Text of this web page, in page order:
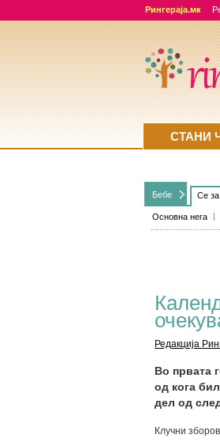
Рингераја.мк
Бебе Се за
Основна нега
Редакција
Во првата
од кога
дел од
Клучни
СТАНИ